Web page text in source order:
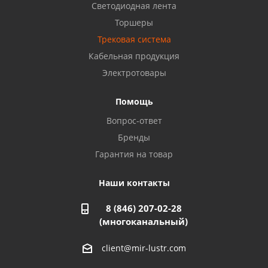
Балаково, ул. Комарова, 55
Октябрьский, ул. Свердлова, 28
Азнакаево, ул. Булгар, 2. ТЦ "Акчарлак"
Стерлитамак, ул. Вокзальная, 13
Магнитогорск, ул. Труда, 14
Светодиодная лента
Торшеры
Трековая система
Кабельная продукция
Электротовары
Помощь
Вопрос-ответ
Бренды
Гарантия на товар
Наши контакты
8 (846) 207-02-28
(многоканальный)
client@mir-lustr.com